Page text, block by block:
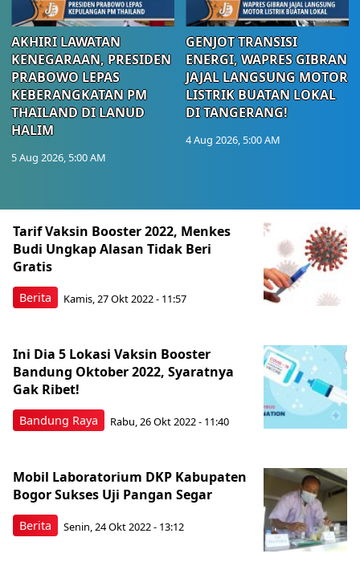
AKHIRI LAWATAN
KENEGARAAN, PRESIDEN
PRABOWO LEPAS
KEBERANGKATAN PM
THAILAND DI LANUD
HALIM
5 Aug 2026, 5:00 AM
GENJOT TRANSISI
ENERGI, WAPRES GIBRAN
JAJAL LANGSUNG MOTOR
LISTRIK BUATAN LOKAL
DI TANGERANG!
4 Aug 2026, 5:00 AM
Berita
Tarif Vaksin Booster 2022, Menkes
Budi Ungkap Alasan Tidak Beri
Gratis
Kamis, 27 Okt 2022 - 11:57
Bandung Raya
Ini Dia 5 Lokasi Vaksin Booster
Bandung Oktober 2022, Syaratnya
Gak Ribet!
Rabu, 26 Okt 2022 - 11:40
Berita
Mobil Laboratorium DKP Kabupaten
Bogor Sukses Uji Pangan Segar
Senin, 24 Okt 2022 - 13:12